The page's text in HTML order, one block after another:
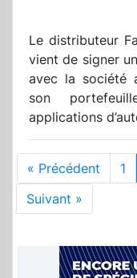
Le distributeur
vient de signer
avec la société
son
applications
« Précédent 1
Suivant »